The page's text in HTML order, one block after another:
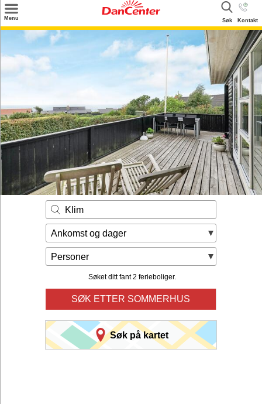
Menu Kontakt
Søk
Tilbud
Info
Service
Kontakt
Eier login
Klim
Ankomst og dager
Personer
Søket ditt fant 2 ferieboliger.
SØK ETTER SOMMERHUS
Søk på kartet